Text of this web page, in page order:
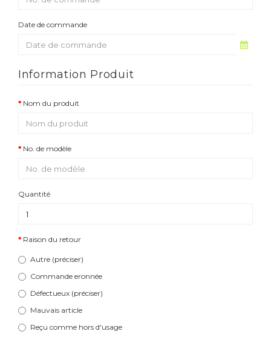
Date de commande
Information Produit
Nom du produit
No. de modèle
Quantité
Raison du retour
Autre (préciser)
Commande eronnée
Défectueux (préciser)
Mauvais article
Reçu comme hors d'usage